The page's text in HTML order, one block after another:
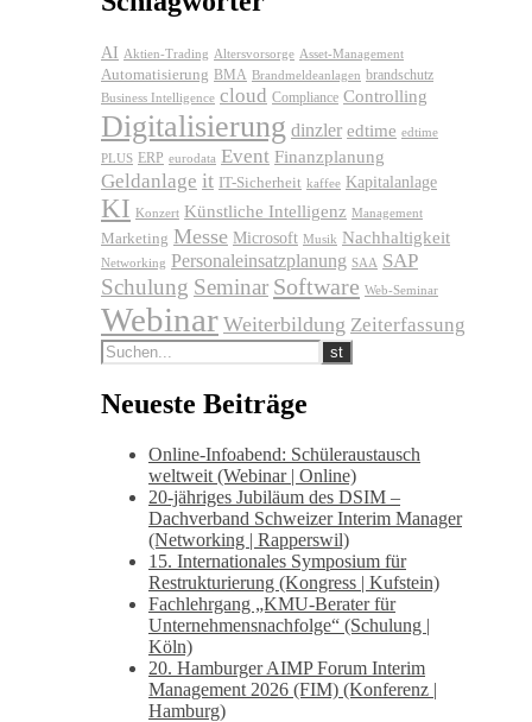
AI Aktien-Trading Altersvorsorge Asset-Management
Automatisierung BMA Brandmeldeanlagen brandschutz
Business Intelligence cloud Compliance Controlling
Digitalisierung dinzler edtime edtime
PLUS ERP eurodata Event Finanzplanung
Geldanlage it IT-Sicherheit kaffee Kapitalanlage
KI Konzert Künstliche Intelligenz Management
Marketing Messe Microsoft Musik Nachhaltigkeit
Networking Personaleinsatzplanung SAA SAP
Schulung Seminar Software Web-Seminar
Webinar Weiterbildung Zeiterfassung
Neueste Beiträge
Online-Infoabend: Schüleraustausch
weltweit (Webinar | Online)
20-jähriges Jubiläum des DSIM –
Dachverband Schweizer Interim Manager
(Networking | Rapperswil)
15. Internationales Symposium für
Restrukturierung (Kongress | Kufstein)
Fachlehrgang „KMU-Berater für
Unternehmensnachfolge“ (Schulung |
Köln)
20. Hamburger AIMP Forum Interim
Management 2026 (FIM) (Konferenz |
Hamburg)